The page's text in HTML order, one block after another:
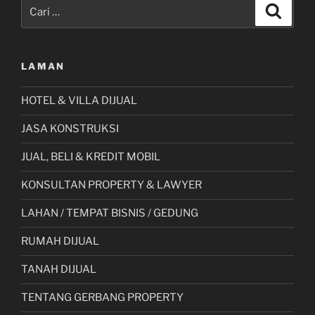
untuk:
LAMAN
HOTEL & VILLA DIJUAL
JASA KONSTRUKSI
JUAL, BELI & KREDIT MOBIL
KONSULTAN PROPERTY & LAWYER
LAHAN / TEMPAT BISNIS / GEDUNG
RUMAH DIJUAL
TANAH DIJUAL
TENTANG GERBANG PROPERTY